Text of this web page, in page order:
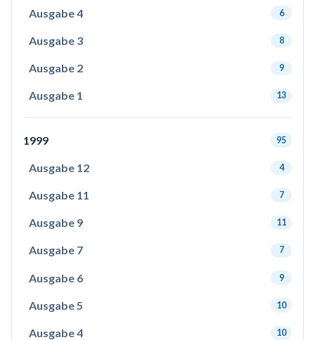
Ausgabe 4 6
Ausgabe 3 8
Ausgabe 2 9
Ausgabe 1 13
1999 95
Ausgabe 12 4
Ausgabe 11 7
Ausgabe 9 11
Ausgabe 7 7
Ausgabe 6 9
Ausgabe 5 10
Ausgabe 4 10